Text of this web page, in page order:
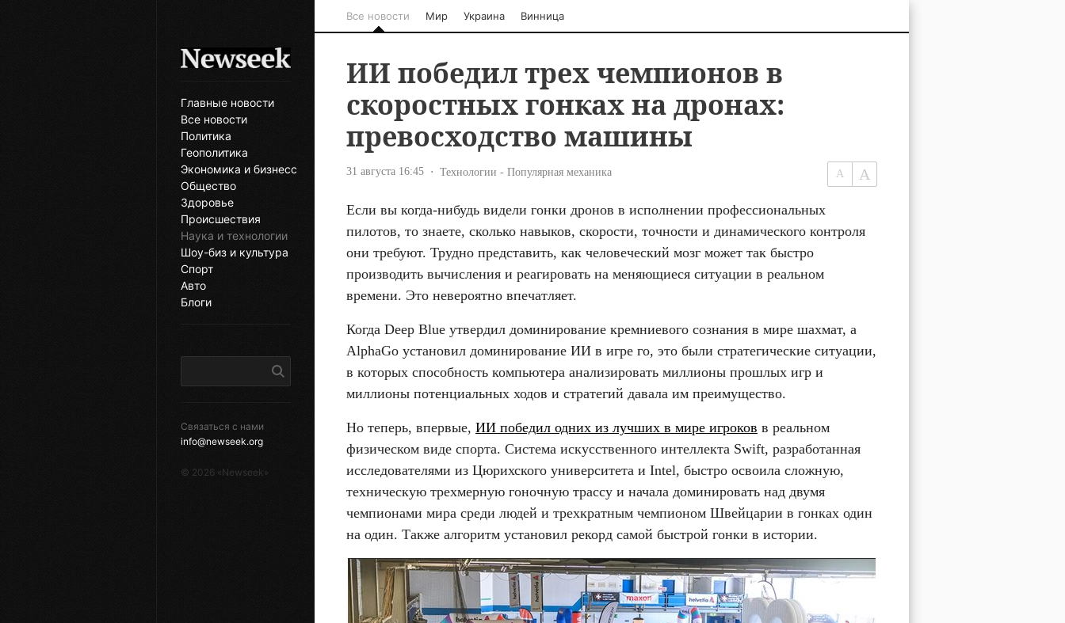
Главные новости
Все новости
Политика
Геополитика
Экономика и бизнесс
Общество
Здоровье
Происшествия
Наука и технологии
Шоу-биз и культура
Спорт
Авто
Блоги
Связаться с нами
info@newseek.org
© 2026 «Newseek»
Все новости Мир Украина Винница
ИИ победил трех чемпионов в
скоростных гонках на дронах:
превосходство машины
31 августа 16:45 Технологии - Популярная механика
Если вы когда-нибудь видели гонки дронов в исполнении профессиональных
пилотов, то знаете, сколько навыков, скорости, точности и динамического контроля
они требуют. Трудно представить, как человеческий мозг может так быстро
производить вычисления и реагировать на меняющиеся ситуации в реальном
времени. Это невероятно впечатляет.
Когда Deep Blue утвердил доминирование кремниевого сознания в мире шахмат, а
AlphaGo установил доминирование ИИ в игре го, это были стратегические ситуации,
в которых способность компьютера анализировать миллионы прошлых игр и
миллионы потенциальных ходов и стратегий давала им преимущество.
Но теперь, впервые, ИИ победил одних из лучших в мире игроков в реальном
физическом виде спорта. Система искусственного интеллекта Swift, разработанная
исследователями из Цюрихского университета и Intel, быстро освоила сложную,
техническую трехмерную гоночную трассу и начала доминировать над двумя
чемпионами мира среди людей и трехкратным чемпионом Швейцарии в гонках один
на один. Также алгоритм установил рекорд самой быстрой гонки в истории.